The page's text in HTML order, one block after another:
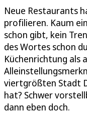
Neue Restaurants
profilieren. Kaum
schon gibt, kein
des Wortes schon
Küchenrichtung als
viertgrößten Stadt
hat? Schwer
dann eben doch.